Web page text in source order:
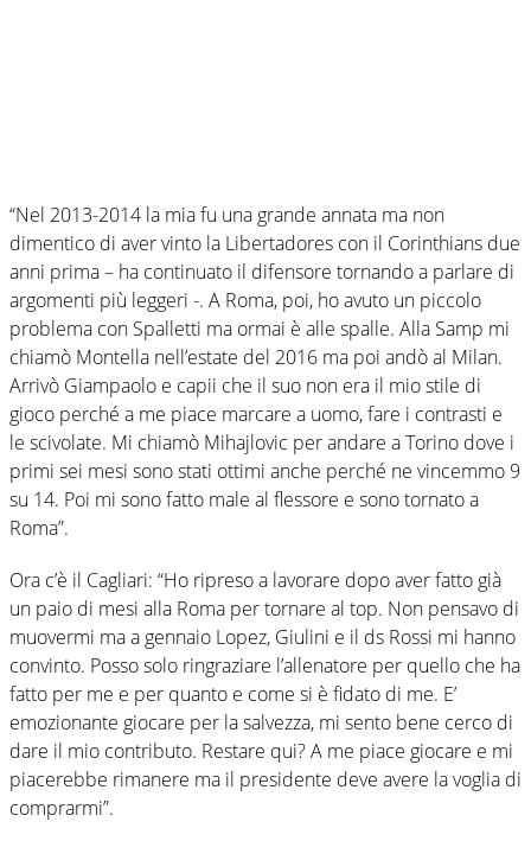
“Nel 2013-2014 la mia fu una grande annata ma non
dimentico di aver vinto la Libertadores con il Corinthians due
anni prima – ha continuato il difensore tornando a parlare di
argomenti più leggeri -. A Roma, poi, ho avuto un piccolo
problema con Spalletti ma ormai è alle spalle. Alla Samp mi
chiamò Montella nell’estate del 2016 ma poi andò al Milan.
Arrivò Giampaolo e capii che il suo non era il mio stile di
gioco perché a me piace marcare a uomo, fare i contrasti e
le scivolate. Mi chiamò Mihajlovic per andare a Torino dove i
primi sei mesi sono stati ottimi anche perché ne vincemmo 9
su 14. Poi mi sono fatto male al flessore e sono tornato a
Roma”.
Ora c’è il Cagliari: “Ho ripreso a lavorare dopo aver fatto già
un paio di mesi alla Roma per tornare al top. Non pensavo di
muovermi ma a gennaio Lopez, Giulini e il ds Rossi mi hanno
convinto. Posso solo ringraziare l’allenatore per quello che ha
fatto per me e per quanto e come si è fidato di me. E’
emozionante giocare per la salvezza, mi sento bene cerco di
dare il mio contributo. Restare qui? A me piace giocare e mi
piacerebbe rimanere ma il presidente deve avere la voglia di
comprarmi”.